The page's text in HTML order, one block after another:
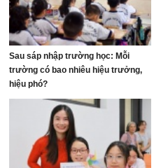
Sau sáp nhập trường học: Mỗi
trường có bao nhiêu hiệu trưởng,
hiệu phó?